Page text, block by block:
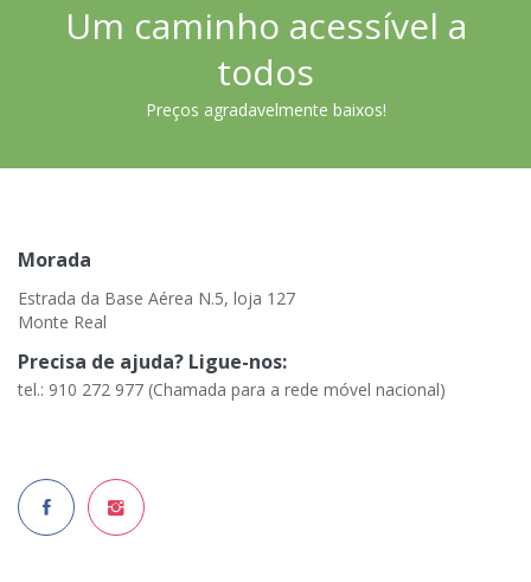
Um caminho acessível a
todos
Preços agradavelmente baixos!
Morada
Estrada da Base Aérea N.5, loja 127
Monte Real
Precisa de ajuda? Ligue-nos:
tel.: 910 272 977 (Chamada para a rede móvel nacional)